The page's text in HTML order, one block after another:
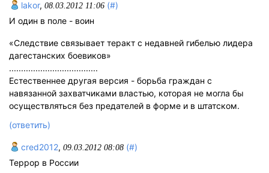
lakor, 08.03.2012 11:06 (#)
И один в поле - воин
«Следствие связывает теракт с недавней гибелью лидера
дагестанских боевиков»
.....................................
Ecтественнее другая версия - борьба граждан с
навязанной захватчиками властью, которая не могла бы
осуществляться без предателей в форме и в штатском.
(ответить)
cred2012, 09.03.2012 08:08 (#)
Террор в России